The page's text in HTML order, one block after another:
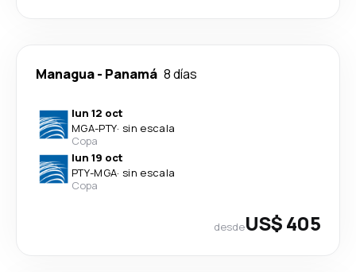
Managua- Panamá 8 días
lun 12 oct
MGA-PTY· sin escala
Copa
lun 19 oct
PTY-MGA· sin escala
Copa
desdeUS$ 405